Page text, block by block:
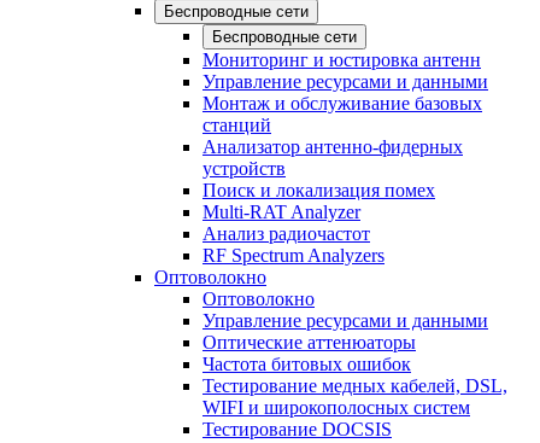
Беспроводные сети
Беспроводные сети
Мониторинг и юстировка антенн
Управление ресурсами и данными
Монтаж и обслуживание базовых
станций
Анализатор антенно-фидерных
устройств
Поиск и локализация помех
Multi-RAT Analyzer
Анализ радиочастот
RF Spectrum Analyzers
Оптоволокно
Оптоволокно
Управление ресурсами и данными
Оптические aттенюаторы
Частота битовых ошибок
Тестирование медных кабелей, DSL,
WIFI и широкополосных систем
Тестирование DOCSIS